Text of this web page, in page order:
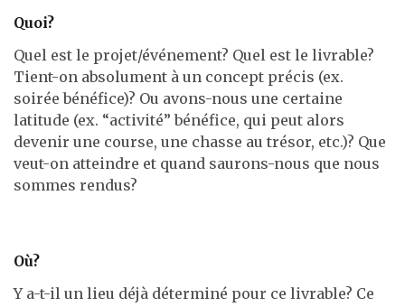
Quoi?
Quel est le projet/événement? Quel est le livrable?
Tient-on absolument à un concept précis (ex.
soirée bénéfice)? Ou avons-nous une certaine
latitude (ex. “activité” bénéfice, qui peut alors
devenir une course, une chasse au trésor, etc.)? Que
veut-on atteindre et quand saurons-nous que nous
sommes rendus?
Où?
Y a-t-il un lieu déjà déterminé pour ce livrable? Ce